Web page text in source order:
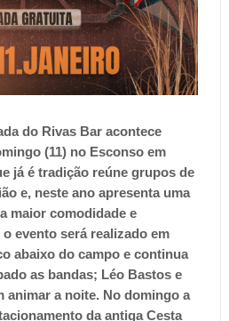
do Rivas Bar acontece
(11) no Esconso em
já é tradição reúne grupos de
e, neste ano apresenta uma
maior comodidade e
evento será realizado em
abaixo do campo e continua
as bandas; Léo Bastos e
animar a noite. No domingo a
da antiga Cesta